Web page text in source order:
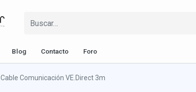
Blog Contacto Foro
Cable Comunicación VE.Direct 3m